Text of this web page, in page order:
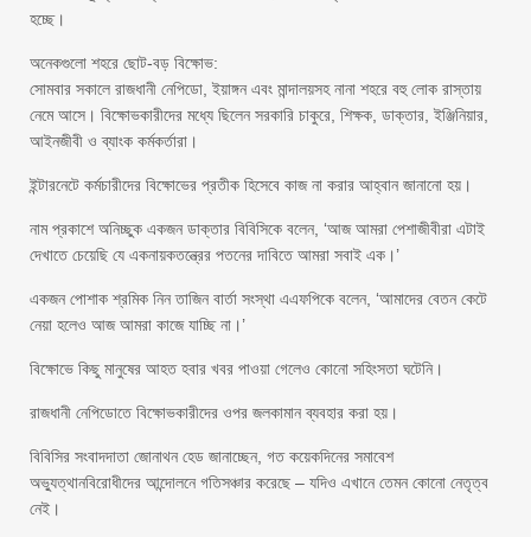
হচ্ছে।
অনেকগুলো শহরে ছোট-বড় বিক্ষোভ:
সোমবার সকালে রাজধানী নেপিডো, ইয়াঙ্গন এবং মান্দালয়সহ নানা শহরে বহু লোক রাস্তায়
নেমে আসে। বিক্ষোভকারীদের মধ্যে ছিলেন সরকারি চাকুরে, শিক্ষক, ডাক্তার, ইঞ্জিনিয়ার,
আইনজীবী ও ব্যাংক কর্মকর্তারা।
ইন্টারনেটে কর্মচারীদের বিক্ষোভের প্রতীক হিসেবে কাজ না করার আহ্বান জানানো হয়।
নাম প্রকাশে অনিচ্ছুক একজন ডাক্তার বিবিসিকে বলেন, ‘আজ আমরা পেশাজীবীরা এটাই
দেখাতে চেয়েছি যে একনায়কতন্ত্রের পতনের দাবিতে আমরা সবাই এক।’
একজন পোশাক শ্রমিক নিন তাজিন বার্তা সংস্থা এএফপিকে বলেন, ‘আমাদের বেতন কেটে
নেয়া হলেও আজ আমরা কাজে যাচ্ছি না।’
বিক্ষোভে কিছু মানুষের আহত হবার খবর পাওয়া গেলেও কোনো সহিংসতা ঘটেনি।
রাজধানী নেপিডোতে বিক্ষোভকারীদের ওপর জলকামান ব্যবহার করা হয়।
বিবিসির সংবাদদাতা জোনাথন হেড জানাচ্ছেন, গত কয়েকদিনের সমাবেশ
অভ্যুত্থানবিরোধীদের আন্দোলনে গতিসঞ্চার করেছে – যদিও এখানে তেমন কোনো নেতৃত্ব
নেই।